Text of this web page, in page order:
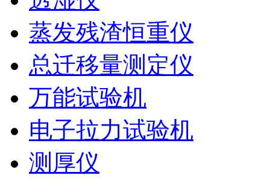
蒸发残渣恒重仪
总迁移量测定仪
万能试验机
电子拉力试验机
测厚仪